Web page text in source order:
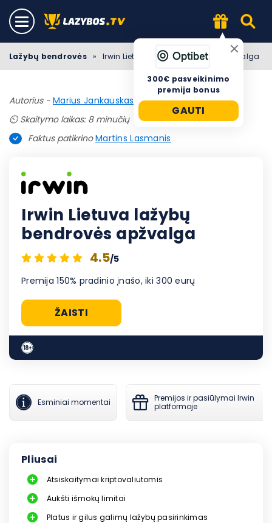
300€ pasveikinimo
premija bonus
GAUTI
Lažybų bendrovės » Irwin Lietuva lažybų bendrovės apžvalga
Autorius - Marius Jankauskas |Atnaujinta 2 liepos, 2025
⏲️ Skaitymo laikas: 8 minučių
Faktus patikrinoMartins Lasmanis
Irwin Lietuva lažybų
bendrovės apžvalga
4.5/5
Premija 150% pradinio įnašo, iki 300 eurų
ŽAISTI
Esminiai momentai
Premijos ir pasiūlymai Irwin
platformoje
Pliusai
Atsiskaitymai kriptovaliutomis
Aukšti išmokų limitai
Platus ir gilus galimų lažybų pasirinkimas